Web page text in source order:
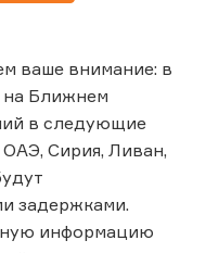
ваше внимание: в
на Ближнем
в следующие
Сирия, Ливан,
задержками.
информацию